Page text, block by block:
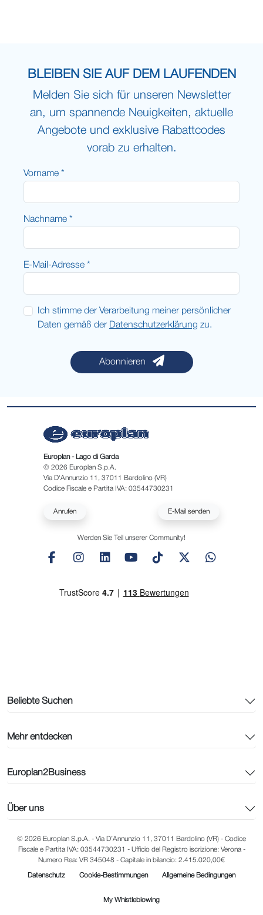
BLEIBEN SIE AUF DEM LAUFENDEN
Melden Sie sich für unseren Newsletter
an, um spannende Neuigkeiten, aktuelle
Angebote und exklusive Rabattcodes
vorab zu erhalten.
Vorname *
Nachname *
E-Mail-Adresse *
Ich stimme der Verarbeitung meiner persönlicher
Daten gemäß der
Datenschutzerklärung zu.
Abonnieren
Beliebte Suchen
Mehr entdecken
Europlan2Business
Über uns
Europlan - Lago di Garda
© 2026 Europlan S.p.A.
Via D'Annunzio 11, 37011 Bardolino (VR)
Codice Fiscale e Partita IVA: 03544730231
Anrufen E-Mail senden
Werden Sie Teil unserer Community!
© 2026 Europlan S.p.A. - Via D’Annunzio 11, 37011 Bardolino (VR) - Codice
Fiscale e Partita IVA: 03544730231 - Ufficio del Registro iscrizione: Verona -
Numero Rea: VR 345048 - Capitale in bilancio: 2.415.020,00€
Datenschutz Cookie-Bestimmungen Allgemeine Bedingungen
My Whistleblowing